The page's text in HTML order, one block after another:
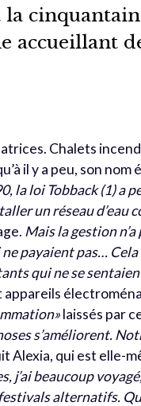
accueillant
Chalets
il y a peu, son
la loi Tobback(1) a
un réseau d’eau
Mais la gestion n’a
payaient pas…
qui ne se
appareils
laissés par
s’améliorent.
Alexia, qui est elle-
j’ai beaucoup
alternatifs.